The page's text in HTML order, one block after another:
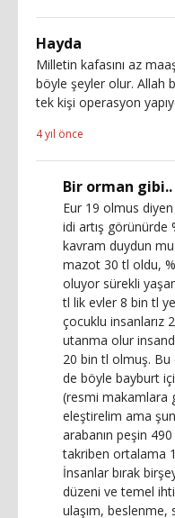
Hayda
Milletin kafasını az
böyle şeyler olur. Allah
tek kişi operasyon
4 yıl önce
Bir orman gibi..
Eur 19 olmus
idi artış görünürde
kavram duydun
mazot 30 tl oldu,
oluyor sürekli
tl lik evler 8 bin tl ye
çocuklu insanlarız
utanma olur
20 bin tl olmuş. Bu
de böyle bayburt
(resmi makamlara
eleştirelim ama
arabanın peşin
takriben ortalama
İnsanlar bırak
düzeni ve temel
ulaşım, beslenme,